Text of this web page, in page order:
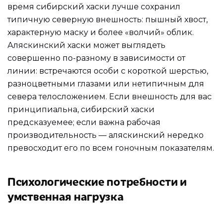
время сибирский хаски лучше сохранил
типичную северную внешность: пышный хвост,
характерную маску и более «волчий» облик.
Аляскинский хаски может выглядеть
совершенно по-разному в зависимости от
линии: встречаются особи с короткой шерстью,
разноцветными глазами или нетипичным для
севера телосложением. Если внешность для вас
принципиальна, сибирский хаски
предсказуемее; если важна рабочая
производительность — аляскинский нередко
превосходит его по всем гоночным показателям.
Психологические потребности и
умственная нагрузка